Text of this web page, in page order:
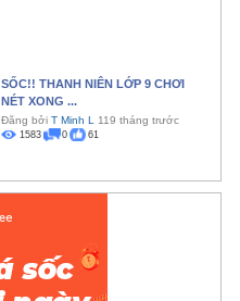
SỐC!! THANH NIÊN LỚP 9 CHƠI
NÉT XONG ...
Đăng bởi T Minh L 119 tháng trước
1583 0 61